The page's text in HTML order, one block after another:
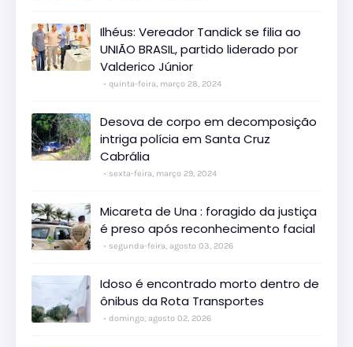
Ilhéus: Vereador Tandick se filia ao
UNIÃO BRASIL, partido liderado por
Valderico Júnior
quinta-feira, março 28, 2024
Desova de corpo em decomposição
intriga polícia em Santa Cruz
Cabrália
sexta-feira, março 29, 2024
Micareta de Una : foragido da justiça
é preso após reconhecimento facial
segunda-feira, agosto 03, 2026
Idoso é encontrado morto dentro de
ônibus da Rota Transportes
domingo, agosto 02, 2026